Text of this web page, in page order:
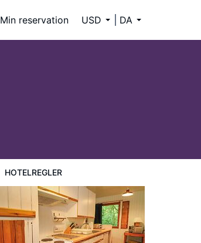
Min reservation USD DA
HOTELREGLER